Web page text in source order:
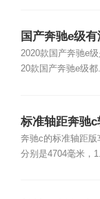
国产奔驰e级
2020款国产奔驰e
20款国产奔驰e级都
标准轴距奔驰
奔驰c的标准轴距版
分别是4704毫米，